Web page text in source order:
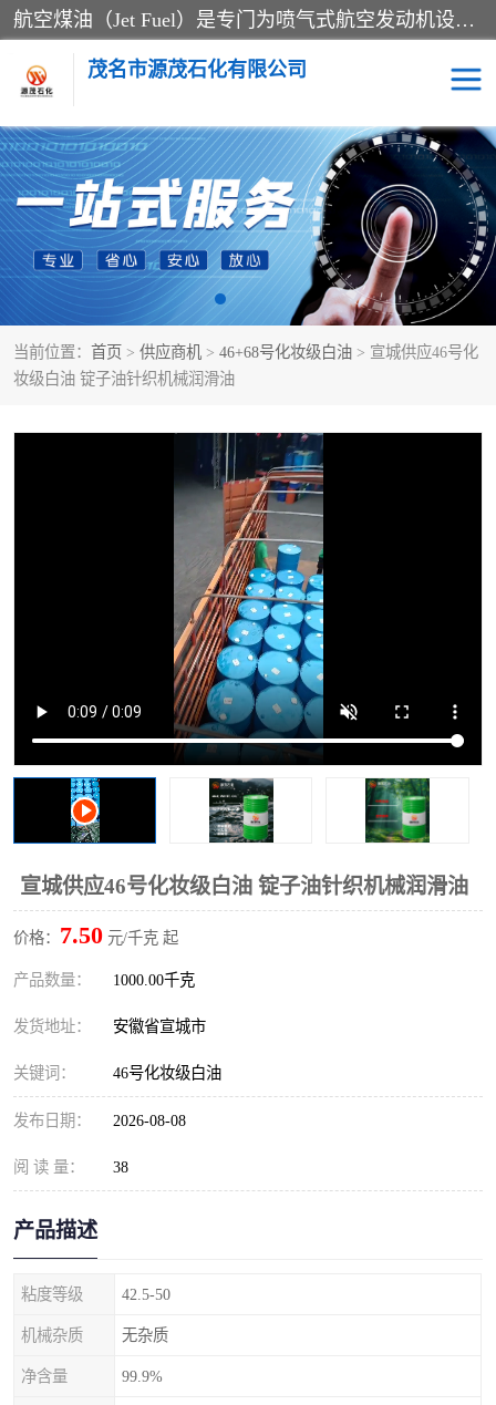
航空煤油（Jet Fuel）是专门为喷气式航空发动机设计的高纯度燃料，主要分为Jet A、Jet A-1和Jet B等类型。其特点是闪点高、低温流动性好，并添加了抗静电剂和抗氧化剂以确保飞行安全。航空煤油需
茂名市源茂石化有限公司
当前位置： 首页 > 供应商机 > 46+68号化妆级白油 > 宣城供应46号化
妆级白油 锭子油针织机械润滑油
宣城供应46号化妆级白油 锭子油针织机械润滑油
价格： 7.50 元/千克 起
产品数量： 1000.00千克
发货地址： 安徽省宣城市
关键词： 46号化妆级白油
发布日期： 2026-08-08
阅 读 量： 38
产品描述
粘度等级 42.5-50
机械杂质 无杂质
净含量 99.9%
RP3航空煤油 D20+D30溶剂油
D40+D60溶剂油 D80+D100溶剂油
6号+120号溶剂油 260号溶剂油
异构烷烃 天然乳胶
46+68号化妆级白油